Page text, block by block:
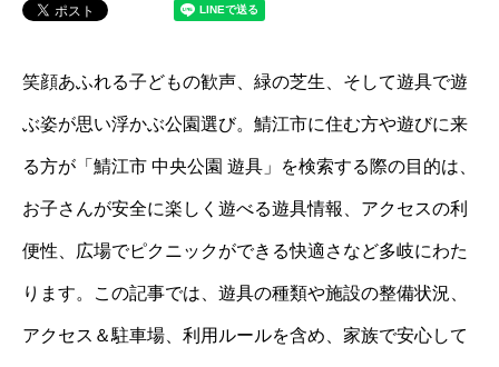
笑顔あふれる子どもの歓声、緑の芝生、そして遊具で遊
ぶ姿が思い浮かぶ公園選び。鯖江市に住む方や遊びに来
る方が「鯖江市 中央公園 遊具」を検索する際の目的は、
お子さんが安全に楽しく遊べる遊具情報、アクセスの利
便性、広場でピクニックができる快適さなど多岐にわた
ります。この記事では、遊具の種類や施設の整備状況、
アクセス＆駐車場、利用ルールを含め、家族で安心して